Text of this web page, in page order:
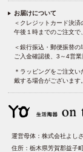
お届けについて
＜クレジットカード決済
午後１時までのご注文で
＜銀行振込・郵便振替の
ご入金確認後、3～4営業
＊ラッピングをご注文
戴する場合がございます
運営母体：株式会社よし
住所：栃木県芳賀郡益子